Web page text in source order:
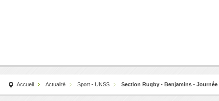
Accueil Actualité Sport - UNSS Section Rugby - Benjamins - Journée